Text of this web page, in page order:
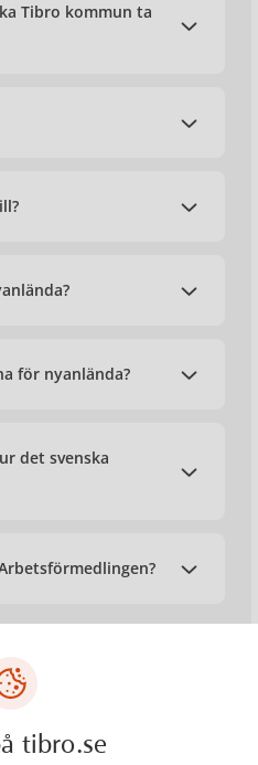
Tibro kommun ta
för nyanlända?
det svenska
tibro.se